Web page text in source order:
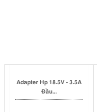
Adapter Hp 18.5V - 3.5A
Đầu...